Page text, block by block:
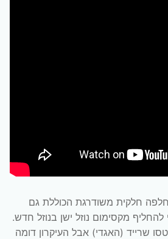
חלקית משודרגת הכוללת גם
להחליף מקסימום נוזל ישן בנוזל חדש.
שרייד (האגדי) אבל העיקרון דומה